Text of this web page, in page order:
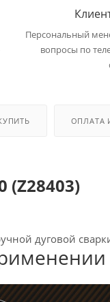
Персональный
вопросы по
ОПЛАТА
(Z28403)
дуговой